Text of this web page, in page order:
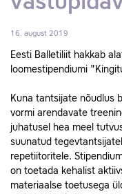
16. august 2019
Eesti Balletiliit hakkab
loomestipendiumi
Kuna tantsijate nõudlus
vormi arendavate
juhatusel hea meel
suunatud
repetiitoritele.
on toetada kehalist
materiaalse toetusega